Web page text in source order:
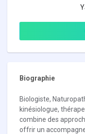
Biographie
Biologiste,
kinésiologue,
combine des
offrir un